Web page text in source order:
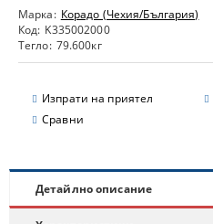
Марка: Корадо (Чехия/България)
Код: K335002000
Тегло: 79.600кг
Изпрати на приятел
Сравни
Детайлно описание